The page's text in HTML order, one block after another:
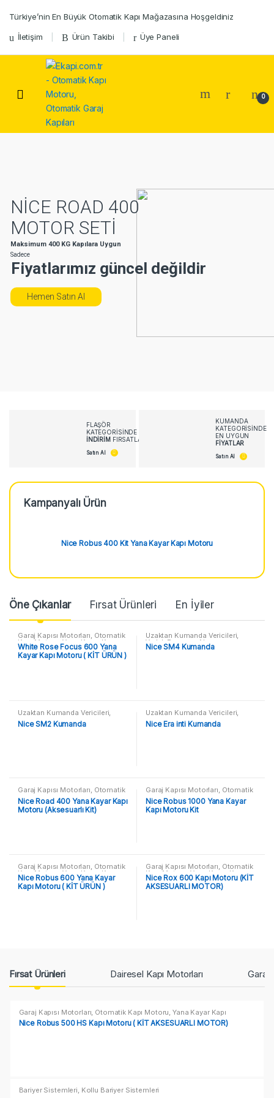
navigation
content
Türkiye’nin En Büyük Otomatik Kapı Mağazasına Hoşgeldiniz
İletişim Ürün Takibi Üye Paneli
0
FLAŞÖR
KATEGORISINDE
İNDIRIMFIRSATLARI
Satın Al
KUMANDA
KATEGORISINDE
EN UYGUN
FIYATLAR
Satın Al
Kampanyalı Ürün
Nice Robus 400 Kit Yana Kayar Kapı Motoru
Öne Çıkanlar Fırsat Ürünleri En İyiler
Garaj Kapısı Motorları, Otomatik
Kapı Motoru ,Yana Kayar Kapı
Motorları
White Rose Focus 600 Yana
Kayar Kapı Motoru ( KİT ÜRÜN )
Uzaktan Kumanda Vericileri,
Yedek Parça ve Aksesuar
Nice SM4 Kumanda
Uzaktan Kumanda Vericileri,
Yedek Parça ve Aksesuar
Nice SM2 Kumanda
Uzaktan Kumanda Vericileri,
Yedek Parça ve Aksesuar
Nice Era inti Kumanda
Garaj Kapısı Motorları Otomatik
Kapı Motoru,Yana Kayar Kapı
Motorları
Nice Road 400 Yana Kayar Kapı
Motoru (Aksesuarlı Kit)
Garaj Kapısı Motorları Otomatik
Kapı Motoru ,Yana Kayar Kapı
Motorları
Nice Robus 1000 Yana Kayar
Kapı Motoru Kit
Garaj Kapısı Motorları, Otomatik
Kapı Motoru ,Yana Kayar Kapı
Motorları
Nice Robus 600 Yana Kayar
Kapı Motoru ( KİT ÜRÜN )
Garaj Kapısı Motorları, Otomatik
Kapı Motoru,Yana Kayar Kapı
Motorları
Nice Rox 600 Kapı Motoru (KİT
AKSESUARLI MOTOR)
Fırsat Ürünleri Dairesel Kapı Motorları Garaj
Garaj Kapısı Motorları Otomatik Kapı Motoru ,Yana Kayar Kapı
Motorları
Nice Robus 500 HS Kapı Motoru ( KİT AKSESUARLI MOTOR)
Bariyer Sistemleri, Kollu Bariyer Sistemleri